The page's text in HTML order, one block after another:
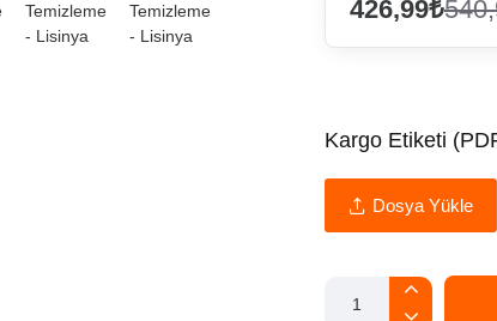
426,99₺
Kargo Etiketi
Dosya Yükle